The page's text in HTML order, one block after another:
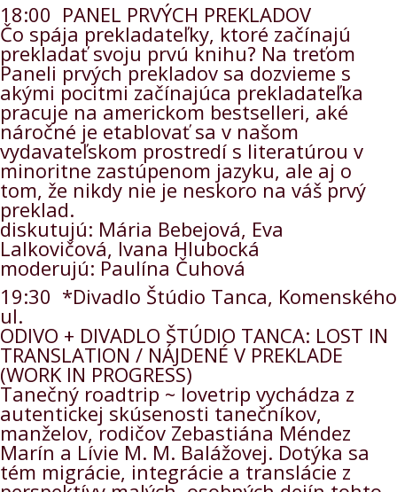
18:00 PANEL PRVÝCH PREKLADOV
Čo spája prekladateľky, ktoré začínajú
prekladať svoju prvú knihu? Na treťom
Paneli prvých prekladov sa dozvieme s
akými pocitmi začínajúca prekladateľka
pracuje na americkom bestselleri, aké
náročné je etablovať sa v našom
vydavateľskom prostredí s literatúrou v
minoritne zastúpenom jazyku, ale aj o
tom, že nikdy nie je neskoro na váš prvý
preklad.
diskutujú: Mária Bebejová, Eva
Lalkovičová, Ivana Hlubocká
moderujú: Paulína Čuhová
19:30 *Divadlo Štúdio Tanca, Komenského
ul.
ODIVO + DIVADLO ŠTÚDIO TANCA: LOST IN
TRANSLATION / NÁJDENÉ V PREKLADE
(WORK IN PROGRESS)
Tanečný roadtrip ~ lovetrip vychádza z
autentickej skúsenosti tanečníkov,
manželov, rodičov Zebastiána Méndez
Marín a Lívie M. M. Balážovej. Dotýka sa
tém migrácie, integrácie a translácie z